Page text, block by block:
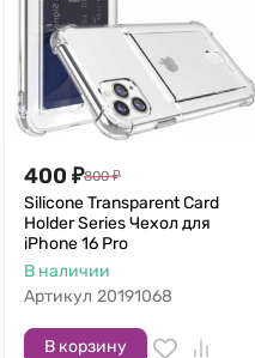
400 ₽800 ₽
Silicone Transparent Card
Holder Series Чехол для
iPhone 16 Pro
В наличии
Артикул 20191068
В корзину